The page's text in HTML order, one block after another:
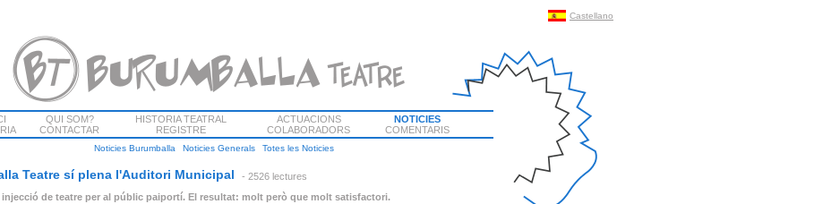
Castellano
QUI SOM? HISTORIA TEATRAL ACTUACIONS
NOTICIES
CONTACTAR REGISTRE COLABORADORS COMENTARIS
Noticies Burumballa Noticies Generals Totes les Noticies
Teatre sí plena l'Auditori Municipal
- 2526 lectures
injecció de teatre per al públic paiportí. El resultat: molt però que molt satisfactori.